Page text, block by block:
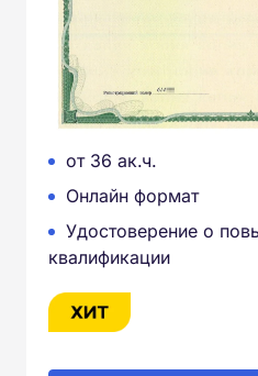
от 36 ак.ч.
Онлайн формат
Удостоверение о
квалификации